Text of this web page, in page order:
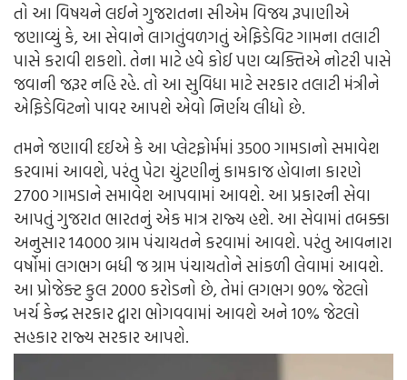
તો આ વિષયને લઈને ગુજરાતના સીએમ વિજય રૂપાણીએ
જણાવ્યું કે, આ સેવાને લાગતુંવળગતું એફિડેવિટ ગામના તલાટી
પાસે કરાવી શકશો. તેના માટે હવે કોઈ પણ વ્યક્તિએ નોટરી પાસે
જવાની જરૂર નહિ રહે. તો આ સુવિધા માટે સરકાર તલાટી મંત્રીને
એફિડેવિટનો પાવર આપશે એવો નિર્ણય લીધો છે.
તમને જણાવી દઈએ કે આ પ્લેટફોર્મમાં 3500 ગામડાનો સમાવેશ
કરવામાં આવશે, પરંતુ પેટા ચુંટણીનું કામકાજ હોવાના કારણે
2700 ગામડાને સમાવેશ આપવામાં આવશે. આ પ્રકારની સેવા
આપતું ગુજરાત ભારતનું એક માત્ર રાજ્ય હશે. આ સેવામાં તબક્કા
અનુસાર 14000 ગ્રામ પંચાયતને કરવામાં આવશે. પરંતુ આવનારા
વર્ષોમાં લગભગ બધી જ ગ્રામ પંચાયતોને સાંકળી લેવામાં આવશે.
આ પ્રોજેક્ટ કુલ 2000 કરોડનો છે, તેમાં લગભગ 90% જેટલો
ખર્ચ કેન્દ્ર સરકાર દ્વારા ભોગવવામાં આવશે અને 10% જેટલો
સહકાર રાજ્ય સરકાર આપશે.